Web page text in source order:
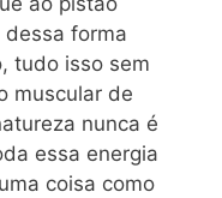
forma
tudo isso sem
muscular de
nunca é
essa energia
coisa como